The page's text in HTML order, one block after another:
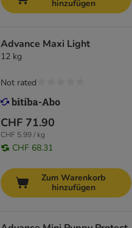
hinzufügen
Advance Maxi Light
12 kg
CHF 71.90
CHF 5.99 / kg
CHF 68.31
Not rated
Zum Warenkorb
hinzufügen